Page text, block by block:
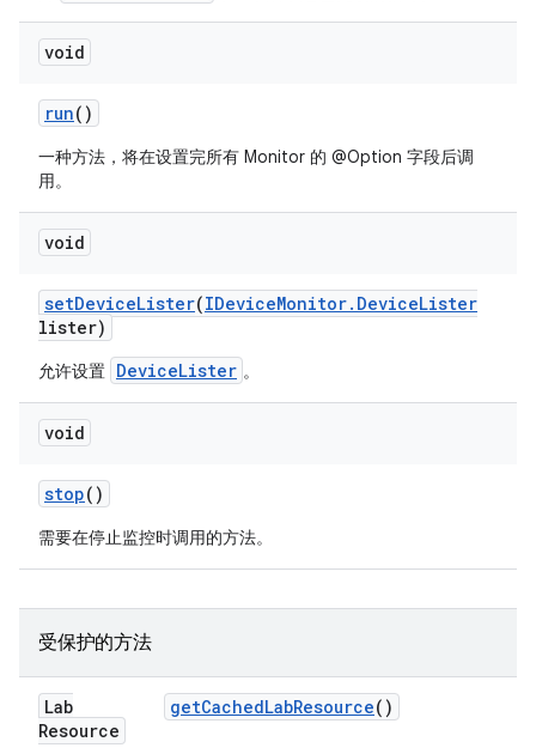
void
run()
一种方法，将在设置完所有 Monitor 的 @Option 字段后调
用。
void
setDeviceLister(IDeviceMonitor. DeviceLister
lister)
允许设置 DeviceLister 。
void
stop()
需要在停止监控时调用的方法。
受保护的方法
Lab
Resource
getCachedLabResource()